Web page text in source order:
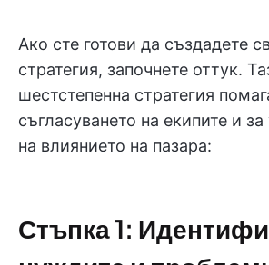
Ако сте готови да създадете
стратегия, започнете оттук.
шестстепенна стратегия
съгласуването на екипите и
на влиянието на пазара:
Стъпка 1: